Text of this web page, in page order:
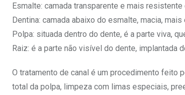
Esmalte: camada transparente e mais
Dentina: camada abaixo do esmalte, macia,
Polpa: situada dentro do dente, é a parte viva,
Raiz: é a parte não visível do dente, implantada
O tratamento de canal é um procedimento feito
total da polpa, limpeza com limas especiais,